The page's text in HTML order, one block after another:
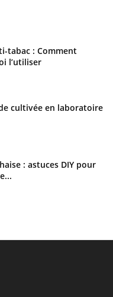
tabac : Comment
l’utiliser
cultivée en laboratoire
: astuces DIY pour